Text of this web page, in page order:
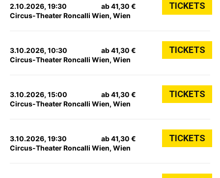
2.10.2026, 19:30
Circus-Theater Roncalli Wien, Wien
ab 41,30 € TICKETS
3.10.2026, 10:30
Circus-Theater Roncalli Wien, Wien
ab 41,30 € TICKETS
3.10.2026, 15:00
Circus-Theater Roncalli Wien, Wien
ab 41,30 € TICKETS
3.10.2026, 19:30
Circus-Theater Roncalli Wien, Wien
ab 41,30 € TICKETS